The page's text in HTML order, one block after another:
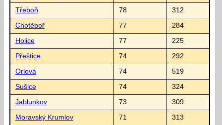
Třeboň 78 312
Chotěboř 77 284
Holice 77 225
Přeštice 74 292
Orlová 74 519
Sušice 74 324
Jablunkov 73 309
Moravský Krumlov 71 313